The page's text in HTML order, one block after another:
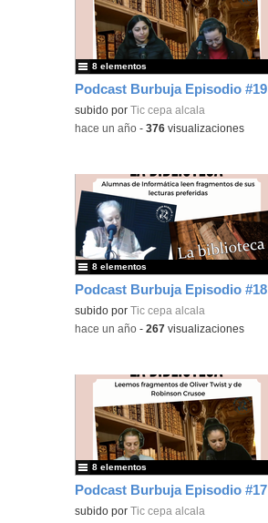
Podcast Burbuja Episodio #19
subido por Tic cepa alcala
8 elementos
-hace un año -376 visualizaciones
Podcast Burbuja Episodio #18
subido por Tic cepa alcala
8 elementos
-hace un año -267 visualizaciones
Podcast Burbuja Episodio #17
subido por Tic cepa alcala
8 elementos